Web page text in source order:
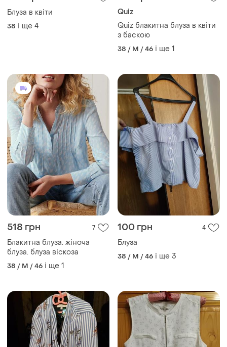
518 грн 7
Блакитна блуза. жіноча
блуза. блуза віскоза
38 / M / 46 і ще 1
100 грн 4
38 / M / 46 і ще 3